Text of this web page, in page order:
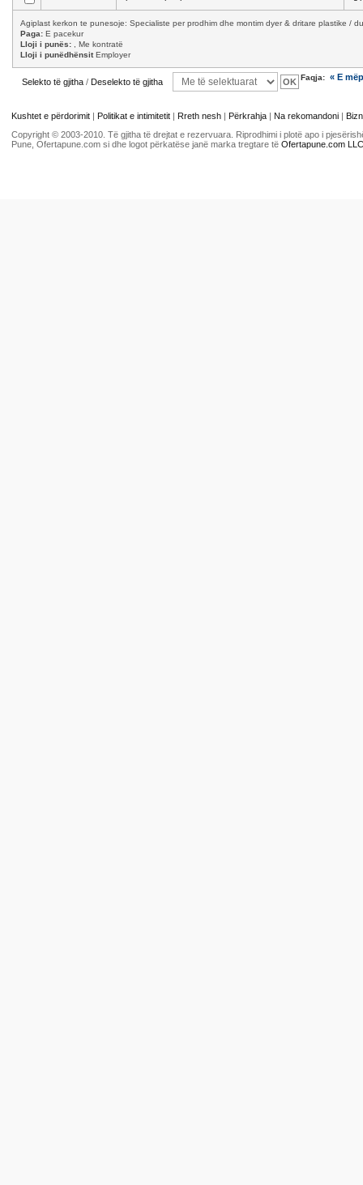
Agiplast kerkon te punesoje: Specialiste per prodhim dhe montim dyer & dritare plastike /
Paga: E pacekur
Lloji i punës: , Me kontratë
Lloji i punëdhënsitEmployer
Selekto të gjitha / Deselekto të gjitha Faqja: « E
Kushtet e përdorimit | Politikat e intimitetit | Rreth nesh | Përkrahja | Na rekomandoni |
Copyright © 2003-2010. Të gjitha të drejtat e rezervuara. Riprodhimi i plotë apo i
Pune, Ofertapune.com si dhe logot përkatëse janë marka tregtare të Ofertapune.com LLC